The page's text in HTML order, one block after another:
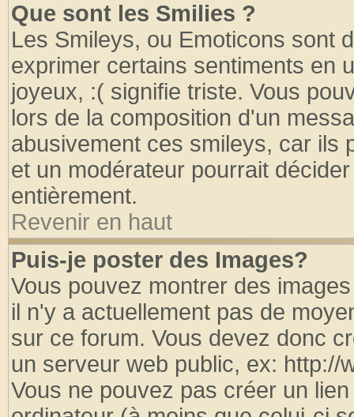
Que sont les Smilies ?
Les Smileys, ou Emoticons sont
exprimer certains sentiments en
joyeux, :( signifie triste. Vous
lors de la composition d'un
abusivement ces smileys, car ils
et un modérateur pourrait
entièrement.
Revenir en haut
Puis-je poster des Images?
Vous pouvez montrer des
il n'y a actuellement pas de
sur ce forum. Vous devez donc
un serveur web public, ex: http://
Vous ne pouvez pas créer un